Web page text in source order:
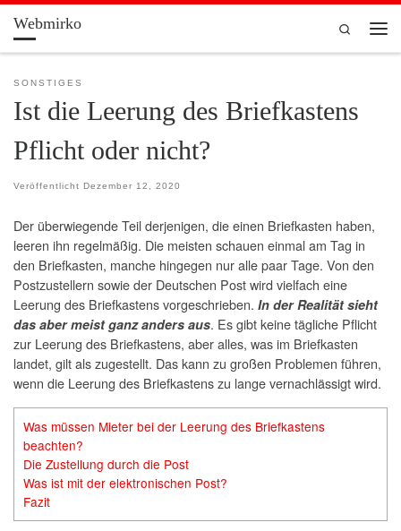
Zum Inhalt springen
Webmirko
Search
SONSTIGES
Ist die Leerung des Briefkastens
Pflicht oder nicht?
Veröffentlicht Dezember 12, 2020
Der überwiegende Teil derjenigen, die einen Briefkasten haben,
leeren ihn regelmäßig. Die meisten schauen einmal am Tag in
den Briefkasten, manche hingegen nur alle paar Tage. Von den
Postzustellern sowie der Deutschen Post wird vielfach eine
Leerung des Briefkastens vorgeschrieben. In der Realität sieht
das aber meist ganz anders aus. Es gibt keine tägliche Pflicht
zur Leerung des Briefkastens, aber alles, was im Briefkasten
landet, gilt als zugestellt. Das kann zu großen Problemen führen,
wenn die Leerung des Briefkastens zu lange vernachlässigt wird.
Was müssen Mieter bei der Leerung des Briefkastens
beachten?
Die Zustellung durch die Post
Was ist mit der elektronischen Post?
Fazit